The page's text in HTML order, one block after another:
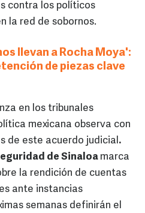
contra los políticos
la red de sobornos.
llevan a Rocha Moya':
de piezas clave
en los tribunales
mexicana observa con
de este acuerdo judicial.
de Sinaloa marca
la rendición de cuentas
ante instancias
semanas definirán el